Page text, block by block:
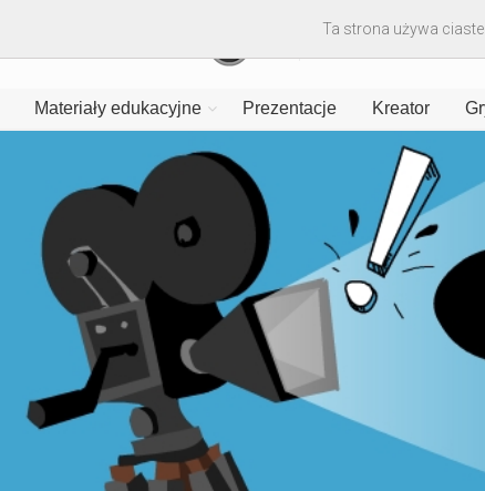
Materiały edukacyjne Prezentacje Kreator
Ta strona używa